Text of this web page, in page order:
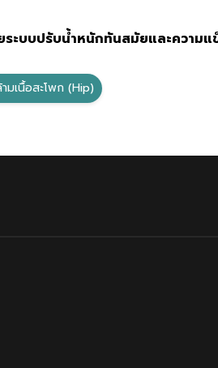
ะบบปรับน้ำหนักทันสมัยและความ
มเนื้อสะโพก (Hip)